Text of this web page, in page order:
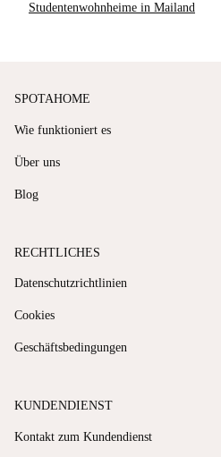
Studentenwohnheime in Mailand
SPOTAHOME
Wie funktioniert es
Über uns
Blog
RECHTLICHES
Datenschutzrichtlinien
Cookies
Geschäftsbedingungen
KUNDENDIENST
Kontakt zum Kundendienst